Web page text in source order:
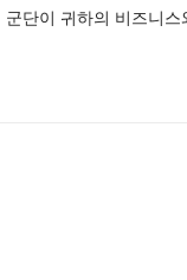
단이 귀하의 비즈니